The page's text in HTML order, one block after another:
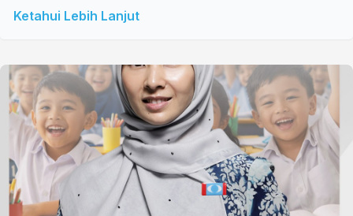
Ketahui Lebih Lanjut